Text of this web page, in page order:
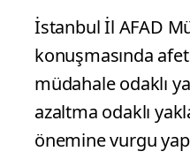
İstanbul İl AFAD
konuşmasında
müdahale odaklı
azaltma odaklı
önemine vurgu